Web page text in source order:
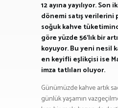
12 ayına yayılıyor. Son
dönemi satış verilerini
soğuk kahve
göre yüzde 56’lık bir
koyuyor. Bu yeni nesil
en keyifli eşlikçisi ise
imza tatlıları oluyor.
Günümüzde kahve artık
günlük yaşamın